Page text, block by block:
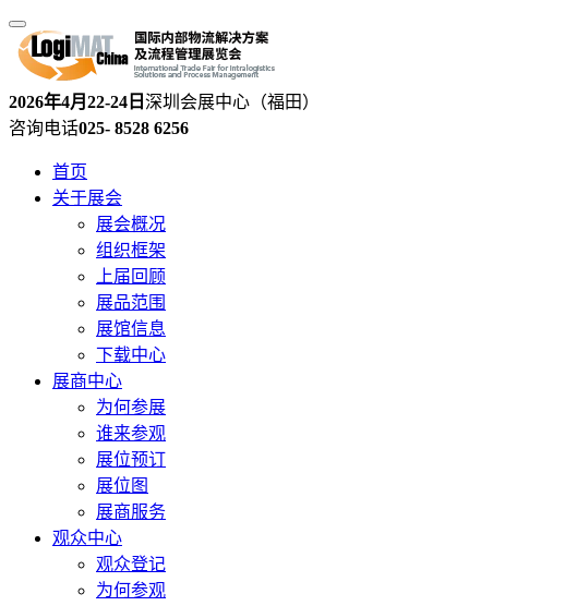
2026年4月22-24日 深圳会展中心（福田）
咨询电话025- 8528 6256
首页
关于展会
展会概况
组织框架
上届回顾
展品范围
展馆信息
下载中心
展商中心
为何参展
谁来参观
展位预订
展位图
展商服务
观众中心
观众登记
为何参观